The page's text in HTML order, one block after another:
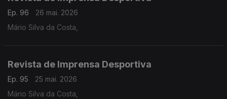
Ep. 96
26 mai. 2026
Mário Silva da Costa,
Revista de Imprensa Desportiva
Ep. 95
25 mai. 2026
Mário Silva da Costa,